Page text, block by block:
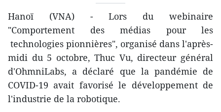
Hanoï (VNA) - Lors du webinaire
"Comportement des médias pour les
technologies pionnières", organisé dans l'après-
midi du 5 octobre, Thuc Vu, directeur général
d'OhmniLabs, a déclaré que la pandémie de
COVID-19 avait favorisé le développement de
l'industrie de la robotique.